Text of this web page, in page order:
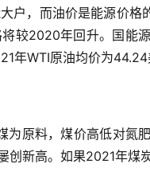
户，而油价是能源价格
较2020年回升。 国能
年WTI原油均价为
原料，煤价高低对氮肥
新高。 如果2021年煤